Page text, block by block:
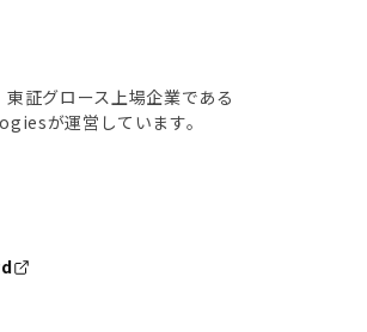
東証グロース上場企業である
が運営しています。